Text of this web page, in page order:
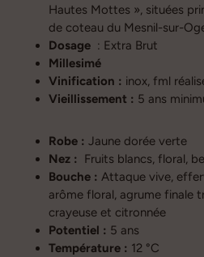
Hautes Mottes », situées
de coteau du Mesnil-sur-
Dosage : Extra Brut
Millesimé
Vinification : inox, fml
Vieillissement : 5 ans
Robe : Jaune dorée verte
Nez :
Fruits blancs, floral,
Bouche : Attaque vive,
arôme floral, agrume finale
crayeuse et citronnée
Potentiel : 5 ans
Température : 12 °C